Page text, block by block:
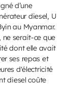
d’une
diesel, U
au Myanmar.
serait-ce que
dont elle avait
ses repas et
d'électricité
diesel coûte